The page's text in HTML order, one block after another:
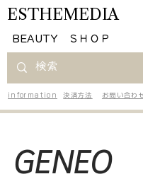
ESTHEMEDIA
​BEAUTY ＳＨＯＰ
information 決済方法 お問い合わ
GENEO